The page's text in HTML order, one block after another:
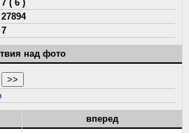
7 ( 6 )
27894
7
над фото
вперед